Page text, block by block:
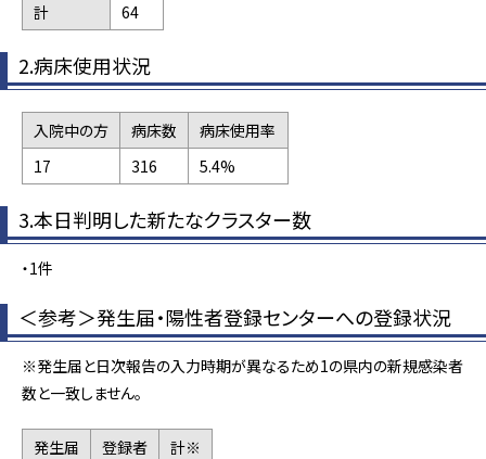
計
64
2.病床使用状況
入院中の方 病床数
病床使用率
17
316 5.4%
3.本日判明した新たなクラスター数
・1件
＜参考＞発生届・陽性者登録センターへの登録状況
※発生届と日次報告の入力時期が異なるため1の県内の新規感染者
数と一致しません。
発生届 登録者
計※